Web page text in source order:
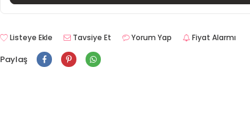
Listeye Ekle Tavsiye Et Yorum Yap Fiyat Alarmı
Paylaş